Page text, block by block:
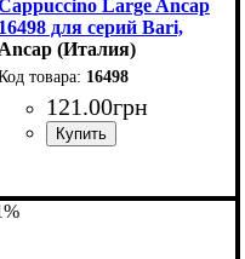
Large Ancap
16498 для серий Bari,
Torino, Verona, Palermo
Ancap (Италия)
16498
121.00грн